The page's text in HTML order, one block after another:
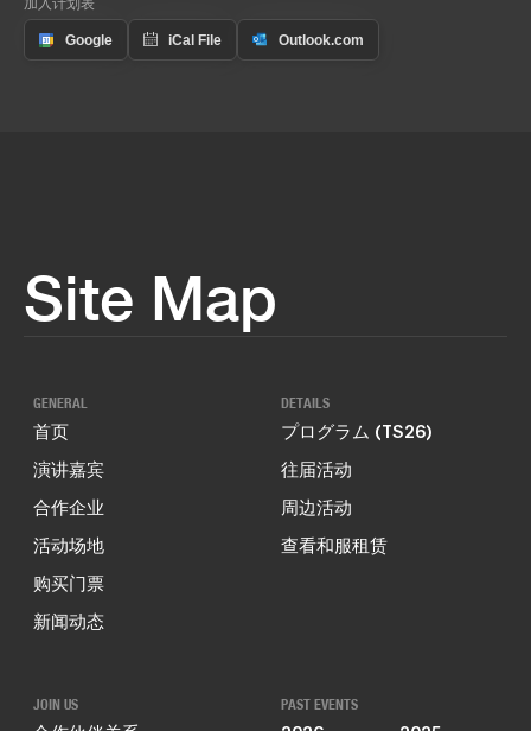
Site Map
GENERAL
首页
演讲嘉宾
合作企业
活动场地
购买门票
新闻动态
DETAILS
プログラム (TS26)
往届活动
周边活动
查看和服租赁
JOIN US PAST EVENTS